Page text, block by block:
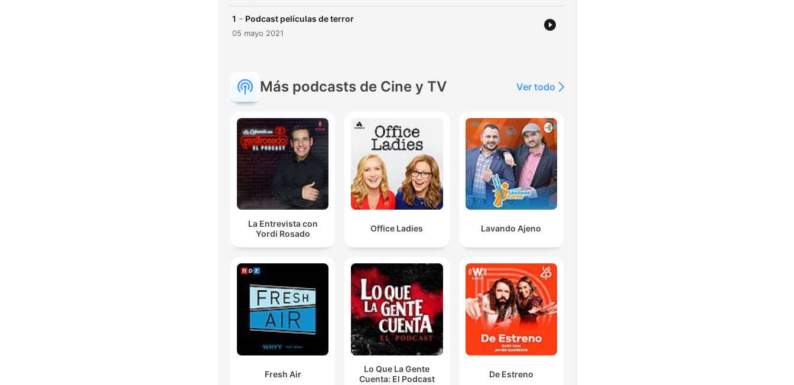
1 - Podcast películas de terror
05 mayo 2021
Más podcasts de Cine y TV Ver todo
La Entrevista con
Yordi Rosado
Office Ladies Lavando Ajeno
Fresh Air
Lo Que La Gente
Cuenta: El Podcast
De Estreno